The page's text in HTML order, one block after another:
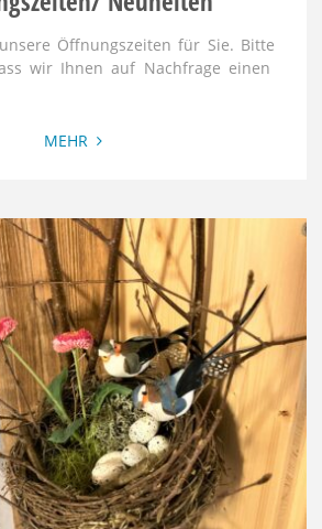
Öffnungszeiten für Sie. Bitte
wir Ihnen auf Nachfrage einen
MEHR "Öffnungszeiten/